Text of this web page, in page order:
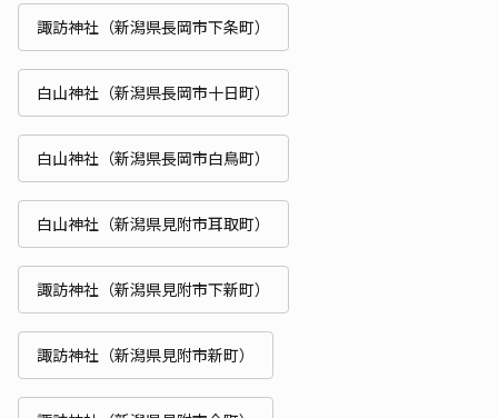
諏訪神社（新潟県長岡市下条町）
白山神社（新潟県長岡市十日町）
白山神社（新潟県長岡市白鳥町）
白山神社（新潟県見附市耳取町）
諏訪神社（新潟県見附市下新町）
諏訪神社（新潟県見附市新町）